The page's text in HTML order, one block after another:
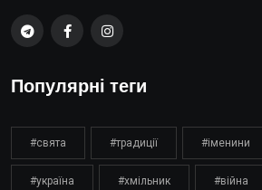
Популярні теги
#свята #традиції #іменини
#україна #хмільник #війна